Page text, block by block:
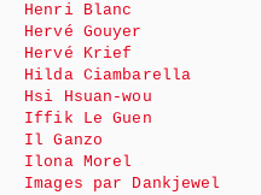
Henri Blanc
Hervé Gouyer
Hervé Krief
Hilda Ciambarella
Hsi Hsuan-wou
Iffik Le Guen
Il Ganzo
Ilona Morel
Images par Dankjewel